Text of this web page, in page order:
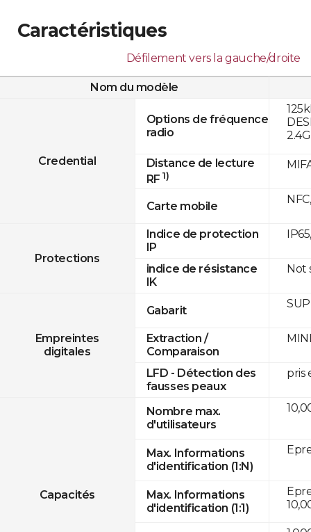
Caractéristiques
Défilement vers la gauche/droite
Nom du modèle
Credential
Options de fréquence
radio
Distance de lecture
RF 1)
Carte mobile
Protections
Indice de protection
IP
indice de résistance
IK
Empreintes
digitales
Gabarit
Extraction /
Comparaison
LFD - Détection des
fausses peaux
Capacités
Nombre max.
d'utilisateurs
Max. Informations
d'identification (1:N)
Max. Informations
d'identification (1:1)
Not
pris